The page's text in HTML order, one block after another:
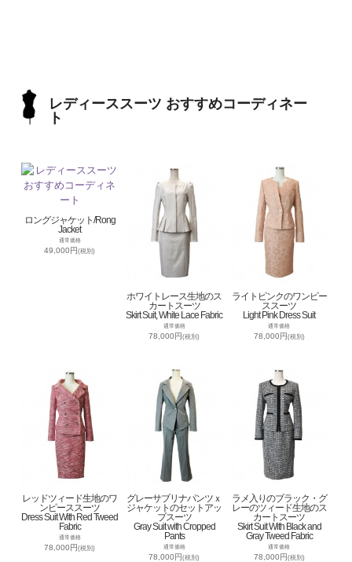
レディーススーツ おすすめコーディネー
ト
ロングジャケット/Rong
Jacket
通常価格
49,000円(税別)
ホワイトレース生地のス
カートスーツ
Skirt Suit, White Lace Fabric
通常価格
78,000円(税別)
ライトピンクのワンピー
ススーツ
Light Pink Dress Suit
通常価格
78,000円(税別)
レッドツィード生地のワ
ンピーススーツ
Dress Suit With Red Tweed
Fabric
通常価格
78,000円(税別)
グレーサブリナパンツｘ
ジャケットのセットアッ
プスーツ
Gray Suit with Cropped
Pants
通常価格
78,000円(税別)
ラメ入りのブラック・グ
レーのツィード生地のス
カートスーツ
Skirt Suit With Black and
Gray Tweed Fabric
通常価格
78,000円(税別)